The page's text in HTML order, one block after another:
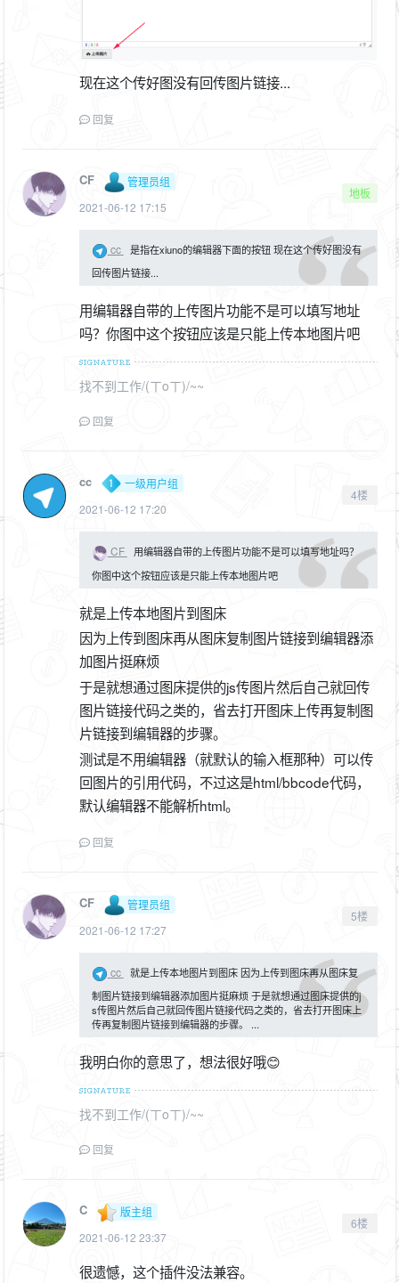
现在这个传好图没有回传图片链接...
回复
CF
管理员组
2021-06-12 17:15
地板
cc
是指在xiuno的编辑器下面的按钮 现在这个传好图没有
回传图片链接...
用编辑器自带的上传图片功能不是可以填写地址
吗？你图中这个按钮应该是只能上传本地图片吧
找不到工作/(ㄒoㄒ)/~~
回复
cc
一级用户组
2021-06-12 17:20
4楼
CF
用编辑器自带的上传图片功能不是可以填写地址吗？
你图中这个按钮应该是只能上传本地图片吧
就是上传本地图片到图床
因为上传到图床再从图床复制图片链接到编辑器添
加图片挺麻烦
于是就想通过图床提供的js传图片然后自己就回传
图片链接代码之类的，省去打开图床上传再复制图
片链接到编辑器的步骤。
测试是不用编辑器（就默认的输入框那种）可以传
回图片的引用代码，不过这是html/bbcode代码，
默认编辑器不能解析html。
回复
CF
管理员组
2021-06-12 17:27
5楼
cc
就是上传本地图片到图床 因为上传到图床再从图床复
制图片链接到编辑器添加图片挺麻烦 于是就想通过图床提供的j
s传图片然后自己就回传图片链接代码之类的，省去打开图床上
传再复制图片链接到编辑器的步骤。 ...
我明白你的意思了，想法很好哦😊
找不到工作/(ㄒoㄒ)/~~
回复
C
版主组
2021-06-12 23:37
6楼
很遗憾，这个插件没法兼容。